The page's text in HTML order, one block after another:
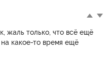
жаль только, что всё ещё
какое-то время ещё